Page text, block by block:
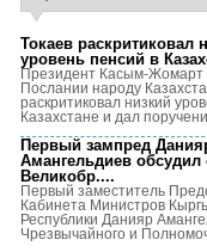
Токаев раскритиковал
уровень пенсий в
Президент Касым-Жомарт
Послании народу
раскритиковал низкий
Казахстане и дал
Первый зампред
Амангельдиев
Великобр....
Первый заместитель
Кабинета Министров
Республики Данияр
Чрезвычайного и